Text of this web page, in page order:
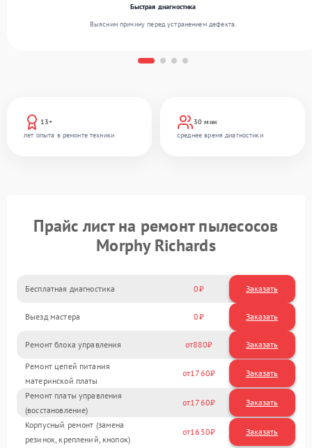
13+
лет опыта в ремонте техники
30 мин
среднее время диагностики
Быстрая диагностика
Выясним причину перед устранением дефекта.
Прайс лист на ремонт пылесосов
Morphy Richards
Бесплатная диагностика 0 Заказать
Выезд мастера 0 Заказать
Ремонт блока управления 880
Ремонт цепей питания
материнской платы
1760
Ремонт платы управления
(восстановление)
1760
Корпусный ремонт (замена
резинок, креплений, кнопок)
1650